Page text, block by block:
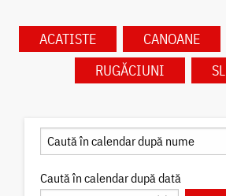
ACATISTE CANOANE
RUGĂCIUNI
Caută în calendar după dată